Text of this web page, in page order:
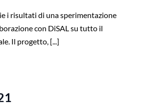
i risultati di una sperimentazione
con DiSAL su tutto il
Il progetto, [...]